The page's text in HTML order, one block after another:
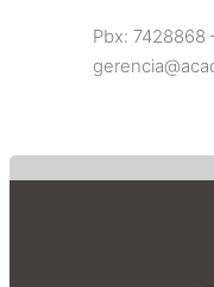
Pbx: 7428868